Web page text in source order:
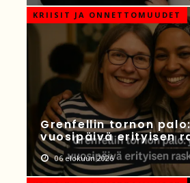
KRIISIT JA ONNETTOMUUDET
Grenfellin tornon
vuosipäivä erityisen
06 elokuun 2026